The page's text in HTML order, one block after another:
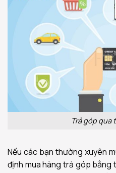
Trả góp qua
Nếu các bạn thường xuyên
định mua hàng trả góp bằng